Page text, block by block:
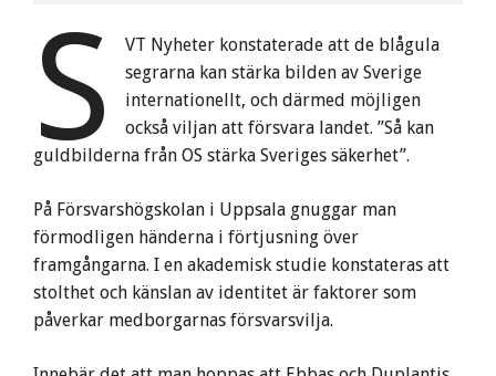
S
VT Nyheter konstaterade att de blågula
segrarna kan stärka bilden av Sverige
internationellt, och därmed möjligen
också viljan att försvara landet. ”Så kan
guldbilderna från OS stärka Sveriges säkerhet”.
På Försvarshögskolan i Uppsala gnuggar man
förmodligen händerna i förtjusning över
framgångarna. I en akademisk studie konstateras att
stolthet och känslan av identitet är faktorer som
påverkar medborgarnas försvarsvilja.